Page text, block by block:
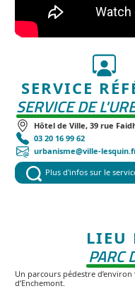
SERVICE
SERVICE DE
Hôtel de Ville, 39 rue
03 20 16 99 62
urbanisme@ville-
Plus d'infos sur le
LIEU
PARC
Un parcours pédestre d’environ
d’Enchemont.